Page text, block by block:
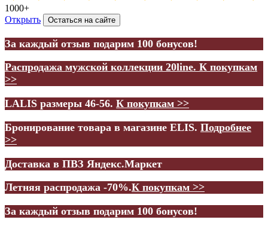
1000+
Открыть
Остаться на сайте
За каждый отзыв подарим 100 бонусов!
Распродажа мужской коллекции 20line. К покупкам
>>
LALIS размеры 46-56. К покупкам >>
Бронирование товара в магазине ELIS. Подробнее
>>
Доставка в ПВЗ Яндекс.Маркет
Летняя распродажа -70%.К покупкам >>
За каждый отзыв подарим 100 бонусов!